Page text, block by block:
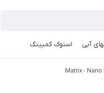
آبی استوک کمپینگ